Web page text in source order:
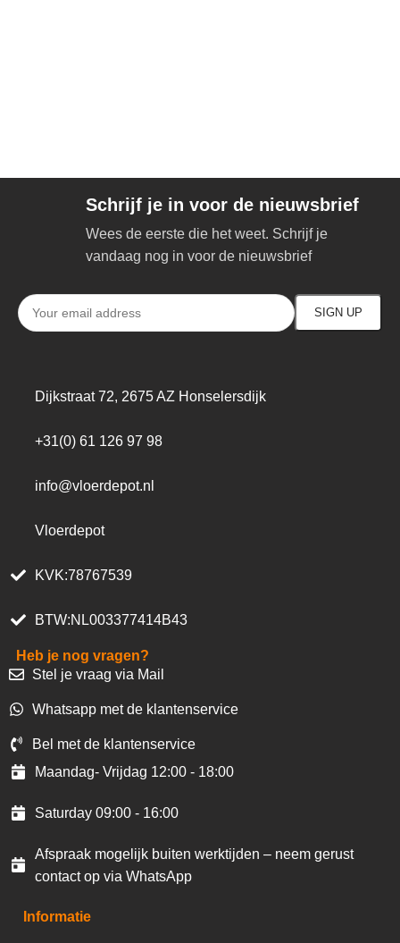
Schrijf je in voor de nieuwsbrief
Wees de eerste die het weet. Schrijf je
vandaag nog in voor de nieuwsbrief
Dijkstraat 72, 2675 AZ Honselersdijk
+31(0) 61 126 97 98
info@vloerdepot.nl
Vloerdepot
KVK:78767539
BTW:NL003377414B43
Heb je nog vragen?
Stel je vraag via Mail
Whatsapp met de klantenservice
Bel met de klantenservice
Maandag- Vrijdag 12:00 - 18:00
Saturday 09:00 - 16:00
Afspraak mogelijk buiten werktijden – neem gerust
contact op via WhatsApp
Informatie